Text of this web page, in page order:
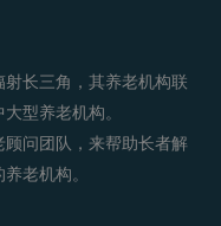
长三角，其养老机构联
型养老机构。
问团队，来帮助长者解
老机构。